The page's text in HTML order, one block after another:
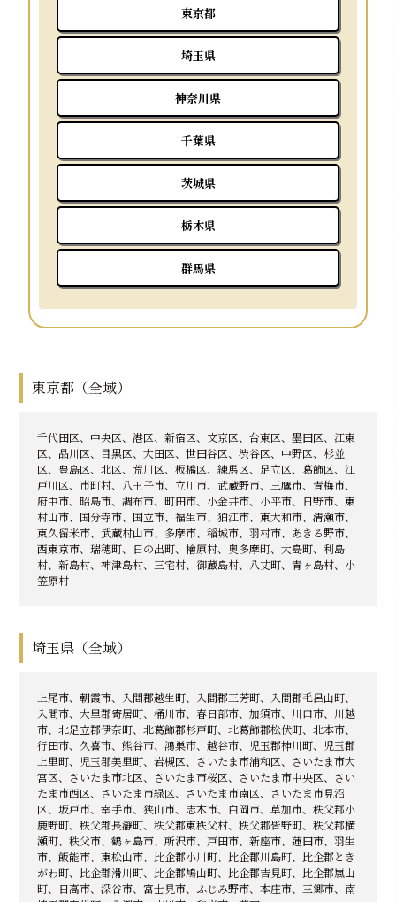
東京都
埼玉県
神奈川県
千葉県
茨城県
栃木県
群馬県
東京都（全域）
千代田区、中央区、港区、新宿区、文京区、台東区、墨田区、江東
区、品川区、目黒区、大田区、世田谷区、渋谷区、中野区、杉並
区、豊島区、北区、荒川区、板橋区、練馬区、足立区、葛飾区、江
戸川区、市町村、八王子市、立川市、武蔵野市、三鷹市、青梅市、
府中市、昭島市、調布市、町田市、小金井市、小平市、日野市、東
村山市、国分寺市、国立市、福生市、狛江市、東大和市、清瀬市、
東久留米市、武蔵村山市、多摩市、稲城市、羽村市、あきる野市、
西東京市、瑞穂町、日の出町、檜原村、奥多摩町、大島町、利島
村、新島村、神津島村、三宅村、御蔵島村、八丈町、青ヶ島村、小
笠原村
埼玉県（全域）
上尾市、朝霞市、入間郡越生町、入間郡三芳町、入間郡毛呂山町、
入間市、大里郡寄居町、桶川市、春日部市、加須市、川口市、川越
市、北足立郡伊奈町、北葛飾郡杉戸町、北葛飾郡松伏町、北本市、
行田市、久喜市、熊谷市、鴻巣市、越谷市、児玉郡神川町、児玉郡
上里町、児玉郡美里町、岩槻区、さいたま市浦和区、さいたま市大
宮区、さいたま市北区、さいたま市桜区、さいたま市中央区、さい
たま市西区、さいたま市緑区、さいたま市南区、さいたま市見沼
区、坂戸市、幸手市、狭山市、志木市、白岡市、草加市、秩父郡小
鹿野町、秩父郡長瀞町、秩父郡東秩父村、秩父郡皆野町、秩父郡横
瀬町、秩父市、鶴ヶ島市、所沢市、戸田市、新座市、蓮田市、羽生
市、飯能市、東松山市、比企郡小川町、比企郡川島町、比企郡とき
がわ町、比企郡滑川町、比企郡鳩山町、比企郡吉見町、比企郡嵐山
町、日高市、深谷市、富士見市、ふじみ野市、本庄市、三郷市、南